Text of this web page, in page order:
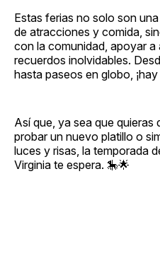
Estas ferias no solo son
de atracciones y comida,
con la comunidad, apoyar
recuerdos inolvidables.
hasta paseos en globo,
Así que, ya sea que quieras
probar un nuevo platillo o
luces y risas, la temporada
Virginia te espera. 🎠🌟